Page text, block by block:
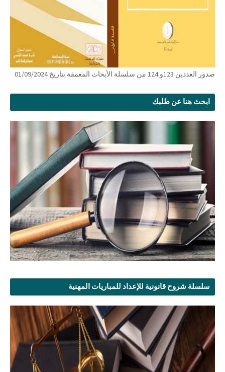
صدور العددين 123و 124 من سلسلة الأبحاث المعمقة بتاريخ 01/09/2024
ابحث هنا عن طلبك
سلسلة شروح قانونية للإعداد للمباريات المهنية